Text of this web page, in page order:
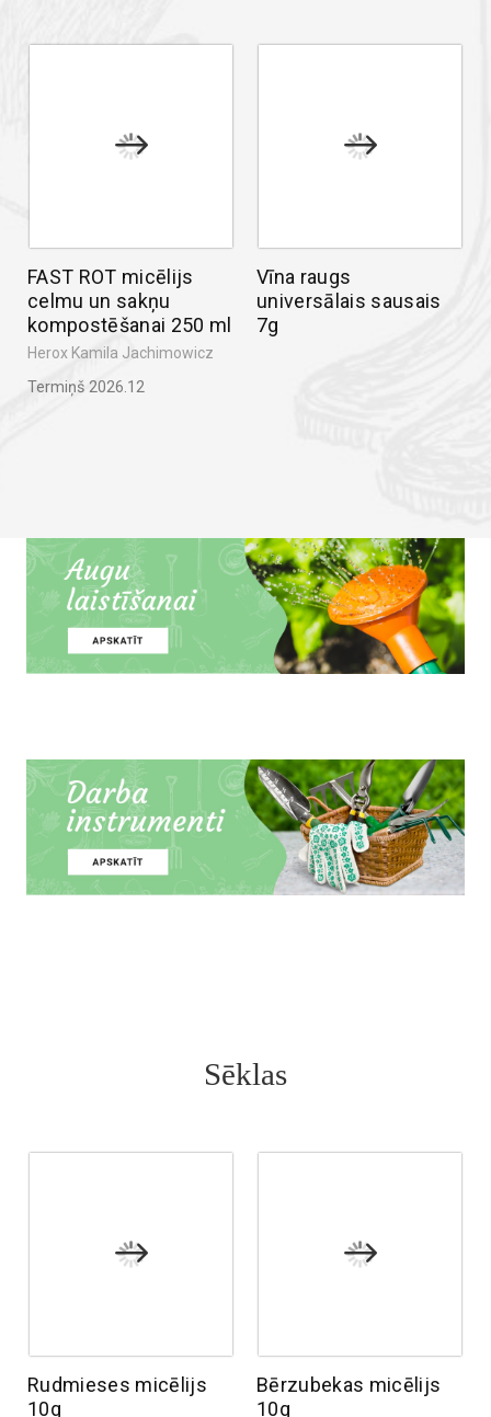
FAST ROT micēlijs
celmu un sakņu
kompostēšanai 250 ml
Herox Kamila Jachimowicz
Termiņš 2026.12
Vīna raugs
universālais sausais
7g
Sēklas
Rudmieses micēlijs
10g
Bērzubekas micēlijs
10g